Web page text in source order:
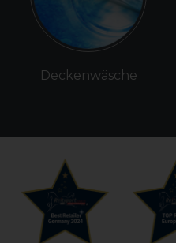
Deckenwäsche